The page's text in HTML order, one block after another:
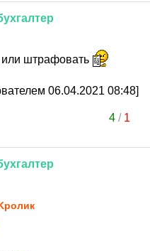
или штрафовать
06.04.2021 08:48]
4/ 1